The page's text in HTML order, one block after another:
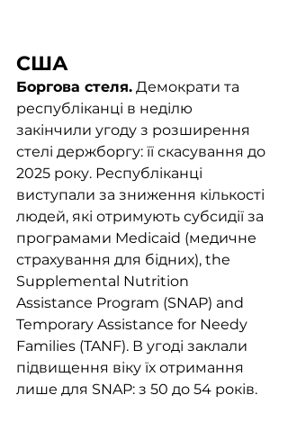
США
Боргова стеля. Демократи та
республіканці в неділю
закінчили угоду з розширення
стелі держборгу: її скасування до
2025 року. Республіканці
виступали за зниження кількості
людей, які отримують субсидії за
програмами Medicaid (медичне
страхування для бідних), the
Supplemental Nutrition
Assistance Program (SNAP) and
Temporary Assistance for Needy
Families (TANF). В угоді заклали
підвищення віку їх отримання
лише для SNAP: з 50 до 54 років.